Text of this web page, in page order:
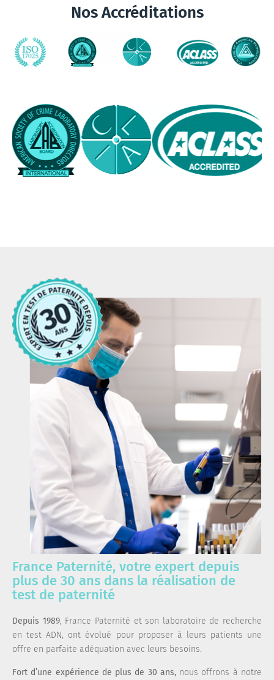
Nos Accréditations
France Paternité, votre expert depuis
plus de 30 ans dans la réalisation de
test de paternité
Depuis 1989, France Paternité et son laboratoire de recherche
en test ADN, ont évolué pour proposer à leurs patients une
offre en parfaite adéquation avec leurs besoins.
Fort d’une expérience de plus de 30 ans,nous offrons à notre